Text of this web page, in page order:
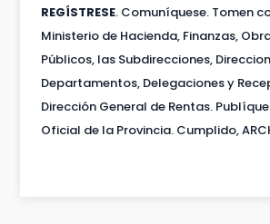
REGÍSTRESE. Comuníquese. Tomen
Ministerio de Hacienda, Finanzas,
Públicos, las Subdirecciones,
Departamentos, Delegaciones y
Dirección General de Rentas.
Oficial de la Provincia. Cumplido,